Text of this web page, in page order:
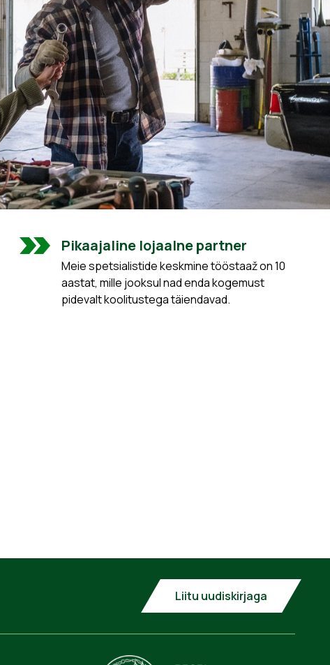
Pikaajaline lojaalne partner
Meie spetsialistide keskmine tööstaaž on 10
aastat, mille jooksul nad enda kogemust
pidevalt koolitustega täiendavad.
Liitu uudiskirjaga